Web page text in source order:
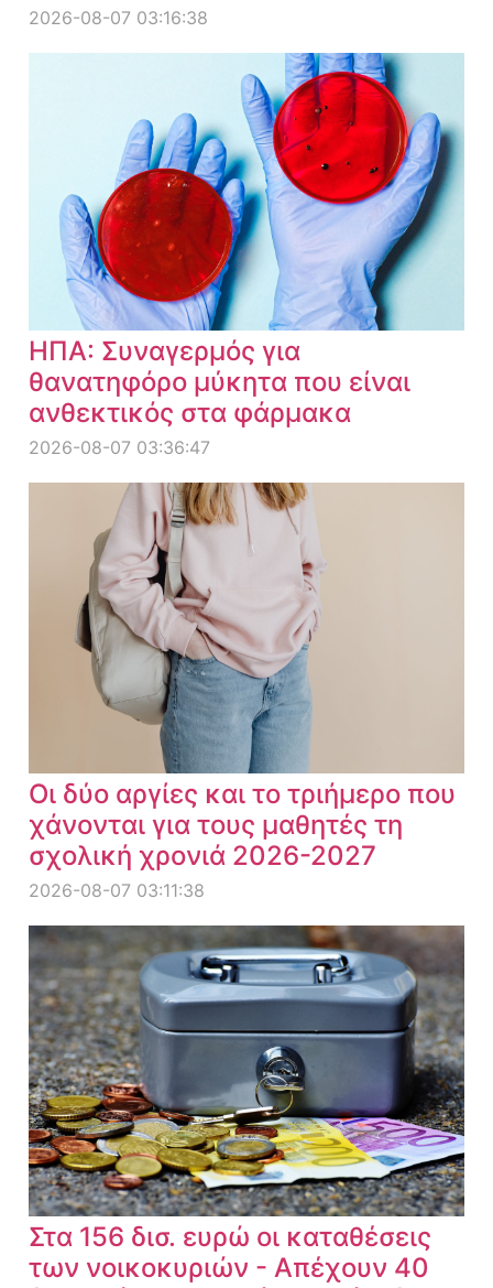
2026-08-07 03:16:38
ΗΠΑ: Συναγερμός για
θανατηφόρο μύκητα που είναι
ανθεκτικός στα φάρμακα
2026-08-07 03:36:47
Οι δύο αργίες και το τριήμερο που
χάνονται για τους μαθητές τη
σχολική χρονιά 2026-2027
2026-08-07 03:11:38
Στα 156 δισ. ευρώ οι καταθέσεις
των νοικοκυριών - Απέχουν 40